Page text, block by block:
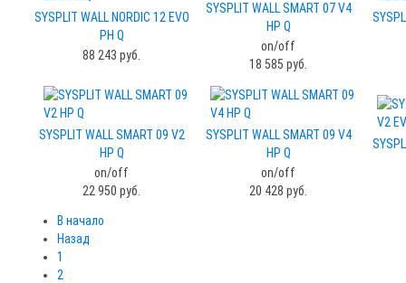
SYSPLIT WALL NORDIC 12 EVO
PH Q
88 243 руб.
SYSPLIT WALL SMART 07 V4
HP Q
on/off
18 585 руб.
SYSPLIT WALL SMART 09 V2
HP Q
on/off
22 950 руб.
SYSPLIT WALL SMART 09 V4
HP Q
on/off
20 428 руб.
В начало
Назад
1
2